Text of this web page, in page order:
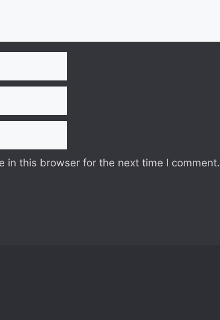
in this browser for the next time I comment.